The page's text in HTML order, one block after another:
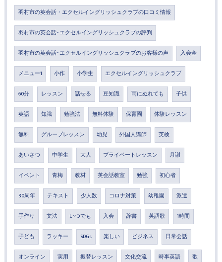
羽村市の英会話・エクセルイングリッシュクラブの口コミ情報
羽村市の英会話･エクセルイングリッシュクラブの評判
羽村市の英会話･エクセルイングリッシュクラブのお客様の声 入会金
メニュー1 小作 小学生 エクセルイングリッシュクラブ
60分 レッスン 話せる 豆知識 雨にぬれても 子供
英語 知識 勉強法 無料体験 保育園 体験レッスン
無料 グループレッスン 幼児 外国人講師 英検
あいさつ 中学生 大人 プライベートレッスン 月謝
イベント 青梅 教材 英会話教室 勉強 初心者
30周年 テキスト 少人数 コロナ対策 幼稚園 派遣
手作り 文法 いつでも 入会 辞書 英語歌 1時間
子ども ラッキー SDGs 楽しい ビジネス 日常会話
オンライン 実用 振替レッスン 文化交流 時事英語 歌